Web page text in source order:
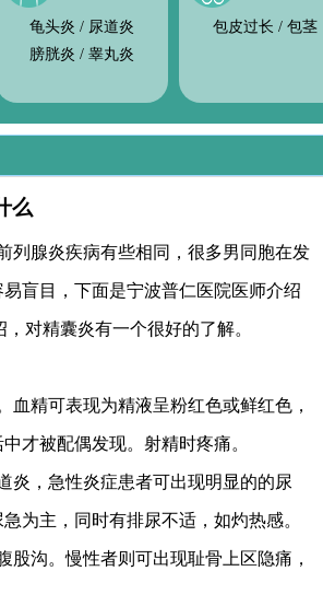
龟头炎 / 尿道炎
膀胱炎 / 睾丸炎
包皮过长 / 包茎
么
列腺炎疾病有些相同，很多男同胞在发
盲目，下面是宁波普仁医院医师介绍
对精囊炎有一个很好的了解。
精可表现为精液呈粉红色或鲜红色，
才被配偶发现。射精时疼痛。
炎，急性炎症患者可出现明显的的尿
为主，同时有排尿不适，如灼热感。
沟。慢性者则可出现耻骨上区隐痛，